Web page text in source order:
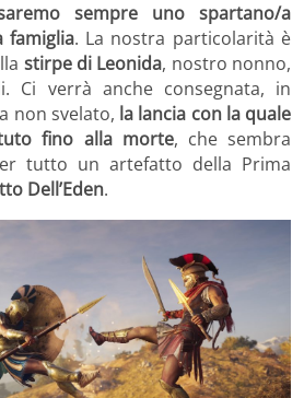
sempre uno spartano/a
famiglia. La nostra particolarità è
stirpe di Leonida, nostro nonno,
Ci verrà anche consegnata, in
non svelato, la lancia con la quale
fino alla morte, che sembra
tutto un artefatto della Prima
Dell’Eden.